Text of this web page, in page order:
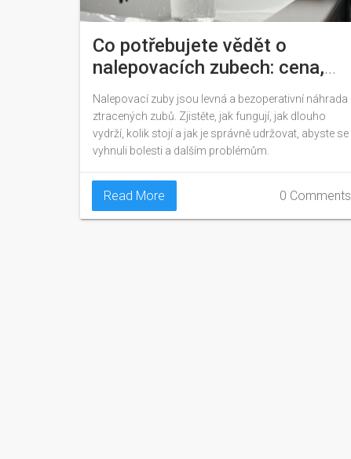
Co potřebujete vědět o
nalepovacích zubech: cena,
trvanlivost a jak to funguje
Nalepovací zuby jsou levná a bezoperativní náhrada
ztracených zubů. Zjistěte, jak fungují, jak dlouho
vydrží, kolik stojí a jak je správně udržovat, abyste se
vyhnuli bolesti a dalším problémům.
Read More 0 Comments